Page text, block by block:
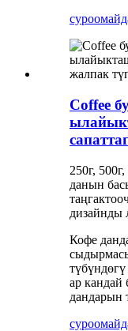
суроо
Coffee
250г,
данын
дизайнды
Кофе
ар кандай
дандарын
суроо